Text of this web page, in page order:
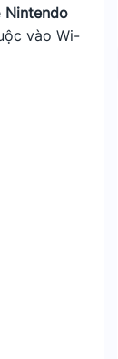
Nintendo
vào Wi-